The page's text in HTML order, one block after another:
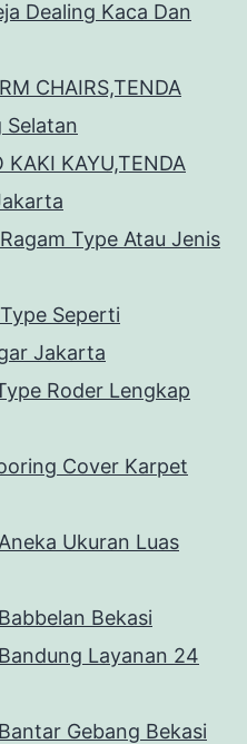
Dealing Kaca Dan
CHAIRS,TENDA
Selatan
KAKI KAYU,TENDA
Type Atau Jenis
Seperti
Jakarta
Roder Lengkap
Cover Karpet
Ukuran Luas
Bekasi
Layanan 24
Gebang Bekasi